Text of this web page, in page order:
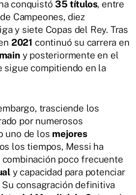
conquistó 35 títulos, entre
Campeones, diez
y siete Copas del Rey. Tras
2021 continuó su carrera en
y posteriormente en el
sigue compitiendo en la
trasciende los
por numerosos
uno de los mejores
los tiempos, Messi ha
combinación poco frecuente
y capacidad para potenciar
consagración definitiva